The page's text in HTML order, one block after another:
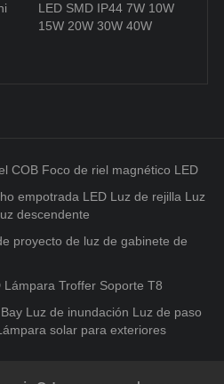
LED SMD IP44 7W 10W
15W 20W 30W 40W
COB Foco de riel magnético LED
empotrada LED Luz de rejilla Luz
descendente
proyecto de luz de gabinete de
Lámpara Troffer Soporte T8
Luz de inundación Luz de paso
solar para exteriores